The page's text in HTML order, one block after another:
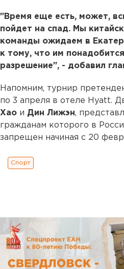
"Время еще есть, может,
пойдет на спад. Мы
команды ожидаем в
к тому, что им
разрешение", - добавил
Напомним, турнир
по 3 апреля в отеле Hyatt.
Хао и Дин Лижэн,
гражданам которого в
запрещен начиная с 20
Спорт